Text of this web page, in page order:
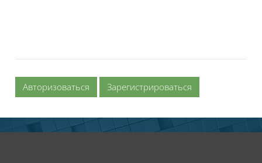
Авторизоваться Зарегистрироваться